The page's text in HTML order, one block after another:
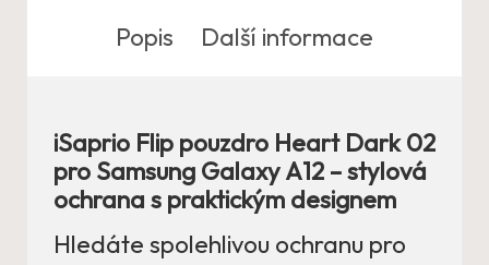
Popis Další informace
iSaprio Flip pouzdro Heart Dark 02
pro Samsung Galaxy A12 – stylová
ochrana s praktickým designem
Hledáte spolehlivou ochranu pro